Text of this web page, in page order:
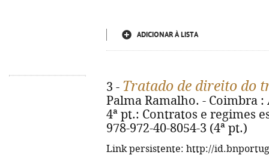
ADICIONAR À LISTA
3 - Tratado de direito do
Palma Ramalho. - Coimbra
4ª pt.: Contratos e regimes
978-972-40-8054-3 (4ª pt.)
Link persistente: http://